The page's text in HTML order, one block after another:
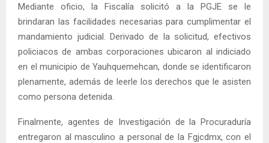
Mediante oficio, la Fiscalía solicitó a la PGJE se le
brindaran las facilidades necesarias para cumplimentar el
mandamiento judicial. Derivado de la solicitud, efectivos
policiacos de ambas corporaciones ubicaron al indiciado
en el municipio de Yauhquemehcan, donde se identificaron
plenamente, además de leerle los derechos que le asisten
como persona detenida.
Finalmente, agentes de Investigación de la Procuraduría
entregaron al masculino a personal de la Fgjcdmx, con el